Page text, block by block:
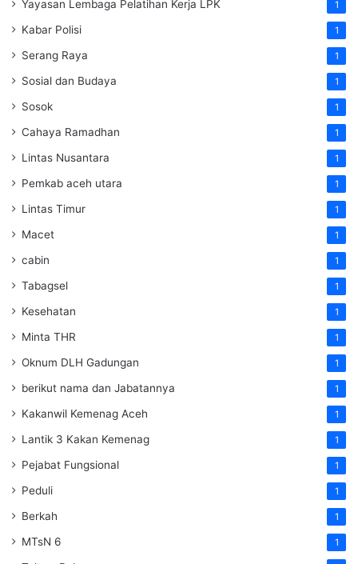
Yayasan Lembaga Pelatihan Kerja LPK 1
Kabar Polisi 1
Serang Raya 1
Sosial dan Budaya 1
Sosok 1
Cahaya Ramadhan 1
Lintas Nusantara 1
Pemkab aceh utara 1
Lintas Timur 1
Macet 1
cabin 1
Tabagsel 1
Kesehatan 1
Minta THR 1
Oknum DLH Gadungan 1
berikut nama dan Jabatannya 1
Kakanwil Kemenag Aceh 1
Lantik 3 Kakan Kemenag 1
Pejabat Fungsional 1
Peduli 1
Berkah 1
MTsN 6 1